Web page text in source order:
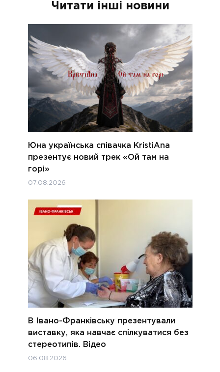
Читати інші новини
Юна українська співачка KristiAna
презентує новий трек «Ой там на
горі»
07.08.2026
В Івано-Франківську презентували
виставку, яка навчає спілкуватися без
стереотипів. Відео
06.08.2026